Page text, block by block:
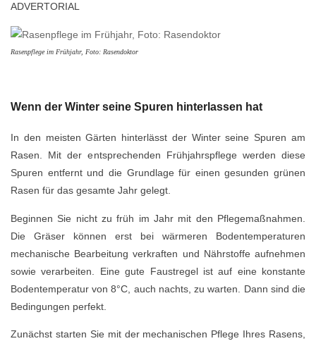
ADVERTORIAL
Rasenpflege im Frühjahr, Foto: Rasendoktor
Wenn der Winter seine Spuren hinterlassen hat
In den meisten Gärten hinterlässt der Winter seine Spuren am
Rasen. Mit der entsprechenden Frühjahrspflege werden diese
Spuren entfernt und die Grundlage für einen gesunden grünen
Rasen für das gesamte Jahr gelegt.
Beginnen Sie nicht zu früh im Jahr mit den Pflegemaßnahmen.
Die Gräser können erst bei wärmeren Bodentemperaturen
mechanische Bearbeitung verkraften und Nährstoffe aufnehmen
sowie verarbeiten. Eine gute Faustregel ist auf eine konstante
Bodentemperatur von 8°C, auch nachts, zu warten. Dann sind die
Bedingungen perfekt.
Zunächst starten Sie mit der mechanischen Pflege Ihres Rasens,